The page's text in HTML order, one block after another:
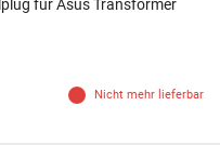
für Asus Transformer
Nicht mehr lieferbar